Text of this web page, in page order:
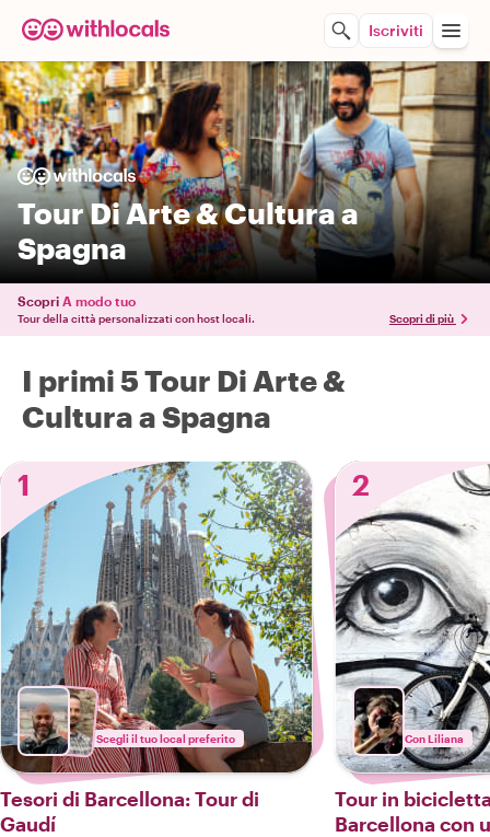
Iscriviti
Tour Di Arte & Cultura a
Spagna
Scopri A modo tuo
Tour della città personalizzati con host locali. Scopri di più
I primi 5 Tour Di Arte &
Cultura a Spagna
1
Scegli il tuo local preferito
Tesori di Barcellona: Tour di
Gaudí
2
Con Liliana
Tour in
Barcellona con